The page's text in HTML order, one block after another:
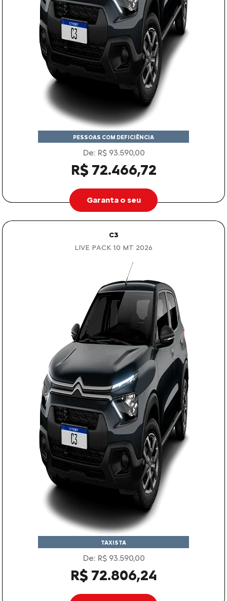
PESSOAS COM DEFICIÊNCIA
De: R$ 93.590,00
R$ 72.466,72
Garanta o seu
C3
LIVE PACK 1.0 MT 2026
TAXISTA
De: R$ 93.590,00
R$ 72.806,24